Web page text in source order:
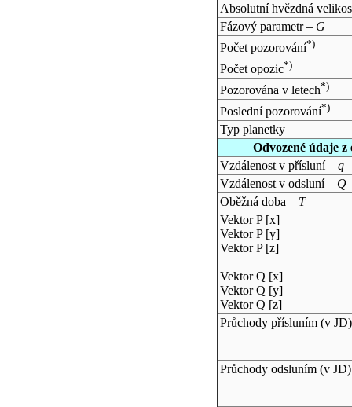
Absolutní hvězdná
Fázový parametr – G
Počet pozorování*)
Počet opozic*)
Pozorována v letech*)
Poslední pozorování*)
Typ planetky
Odvozené údaje
Vzdálenost v přísluní – q
Vzdálenost v odsluní – Q
Oběžná doba – T
Vektor P [x]
Vektor P [y]
Vektor P [z]
Vektor Q [x]
Vektor Q [y]
Vektor Q [z]
Průchody přísluním (v JD)
Průchody odsluním (v JD)